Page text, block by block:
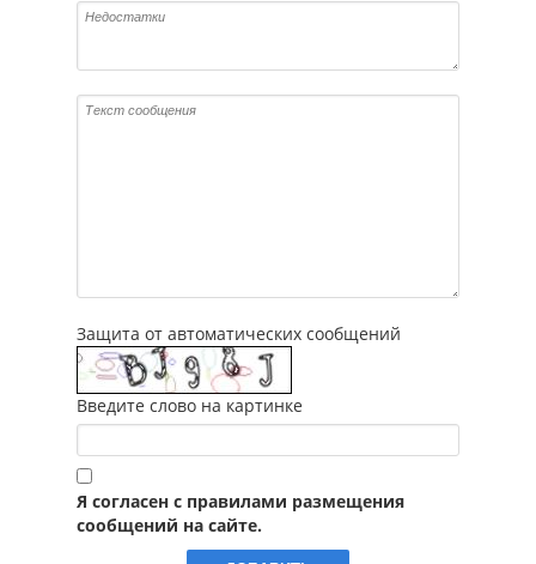
Защита от автоматических сообщений
Введите слово на картинке
Я согласен с правилами размещения
сообщений на сайте.